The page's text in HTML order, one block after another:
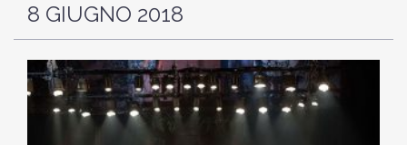
8 GIUGNO 2018